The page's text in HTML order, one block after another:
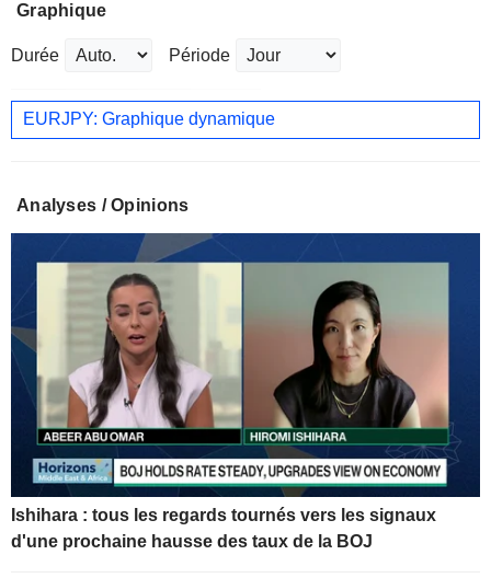
Graphique
Durée Période
EURJPY: Graphique dynamique
Analyses / Opinions
Ishihara : tous les regards tournés vers les signaux
d'une prochaine hausse des taux de la BOJ